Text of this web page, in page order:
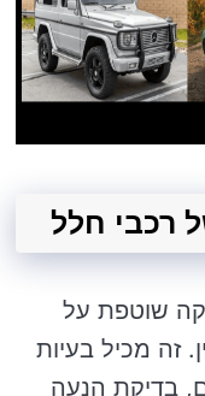
שוטפת על
זה מכיל בעיות
בדיקת הנעה